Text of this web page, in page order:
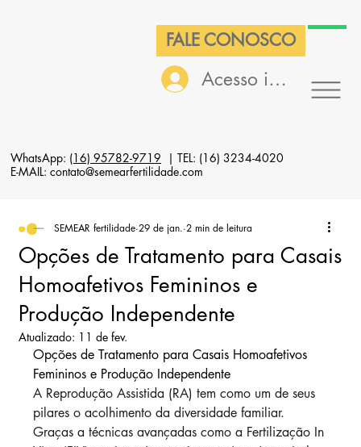
FALE CONOSCO
Acesso interno
WhatsApp: (16) 95782-9719 | TEL: (16) 3234-4020
E-MAIL: contato@semearfertilidade.com
Opções de Tratamento para Casais
Homoafetivos Femininos e
Produção Independente
SEMEAR fertilidade 29 de jan. 2 min de leitura
Atualizado: 11 de fev.
Opções de Tratamento para Casais Homoafetivos
Femininos e Produção Independente
A Reprodução Assistida (RA) tem como um de seus
pilares o acolhimento da diversidade familiar.
Graças a técnicas avançadas como a Fertilização In